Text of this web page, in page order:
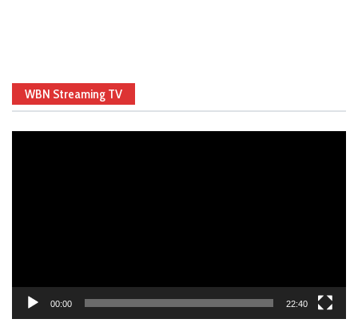
WBN Streaming TV
00:00 22:40